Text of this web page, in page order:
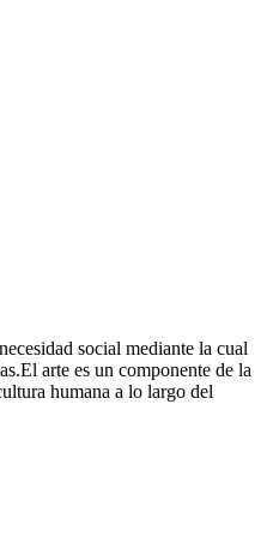
social mediante la cual
arte es un componente de la
humana a lo largo del